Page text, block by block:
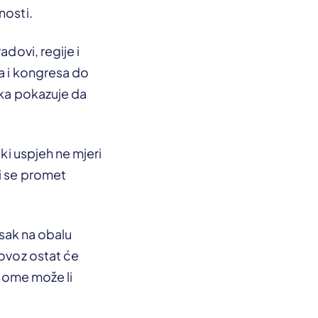
regije i
i kongresa do
pokazuje da
uspjeh ne mjeri
se promet
na obalu
ostat će
može li